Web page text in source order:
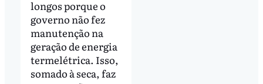
longos porque o
governo não fez
manutenção na
geração de energia
termelétrica. Isso,
somado à seca, faz